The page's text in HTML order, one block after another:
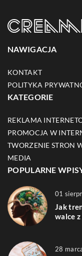
NAWIGACJA
KONTAKT
POLITYKA
KATEGORIE
REKLAMA
PROMOCJA W
TWORZENIE STRON
MEDIA
POPULARNE
01
Jak
walce
28